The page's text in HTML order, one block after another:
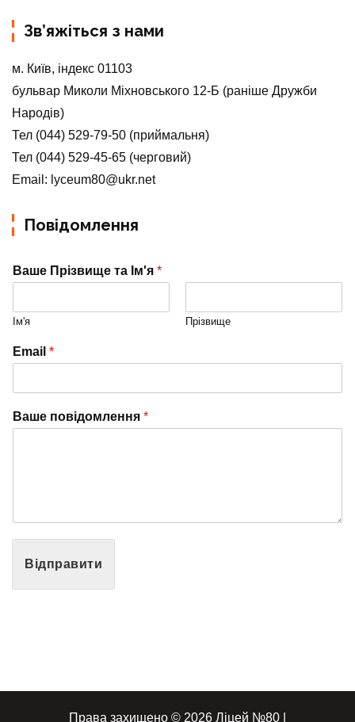
Зв’яжіться з нами
м. Київ, індекс 01103
бульвар Миколи Міхновського 12-Б (раніше Дружби
Народів)
Тел (044) 529-79-50 (приймальня)
Тел (044) 529-45-65 (черговий)
Email: lyceum80@ukr.net
Повідомлення
Ваше Прізвище та Ім'я *
Ім'я Прізвище
Email *
Ваше повідомлення *
Відправити
Права захищено © 2026 Ліцей №80 |